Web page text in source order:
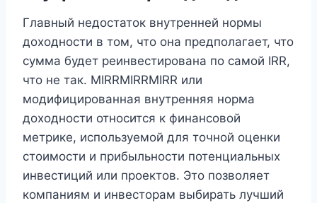
Главный недостаток внутренней нормы
доходности в том, что она предполагает, что
сумма будет реинвестирована по самой IRR,
что не так. MIRRMIRRMIRR или
модифицированная внутренняя норма
доходности относится к финансовой
метрике, используемой для точной оценки
стоимости и прибыльности потенциальных
инвестиций или проектов. Это позволяет
компаниям и инвесторам выбирать лучший